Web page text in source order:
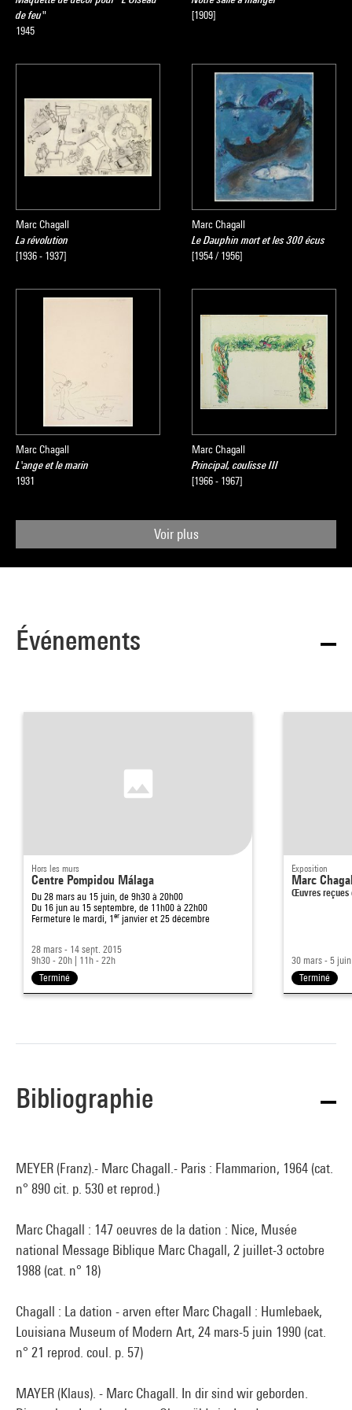
de feu"
1945
[1909]
Marc Chagall
La révolution
[1936 - 1937]
Marc Chagall
Le Dauphin mort et les 300 écus
[1954 / 1956]
Marc Chagall
L'ange et le marin
1931
Marc Chagall
Principal, coulisse III
[1966 - 1967]
Voir plus
Événements
Hors les murs
Centre Pompidou Málaga
Du 28 mars au 15 juin, de 9h30 à 20h00
Du 16 jun au 15 septembre, de 11h00 à 22h00
Fermeture le mardi, 1er janvier et 25 décembre
28 mars - 14 sept. 2015
9h30 - 20h
11h - 22h
Terminé
Exposition
Marc
Œuvres reçues
30 mars - 5
Terminé
Bibliographie
MEYER (Franz).- Marc Chagall.- Paris : Flammarion, 1964 (cat.
n° 890 cit. p. 530 et reprod.)
Marc Chagall : 147 oeuvres de la dation : Nice, Musée
national Message Biblique Marc Chagall, 2 juillet-3 octobre
1988 (cat. n° 18)
Chagall : La dation - arven efter Marc Chagall : Humlebaek,
Louisiana Museum of Modern Art, 24 mars-5 juin 1990 (cat.
n° 21 reprod. coul. p. 57)
MAYER (Klaus). - Marc Chagall. In dir sind wir geborden.